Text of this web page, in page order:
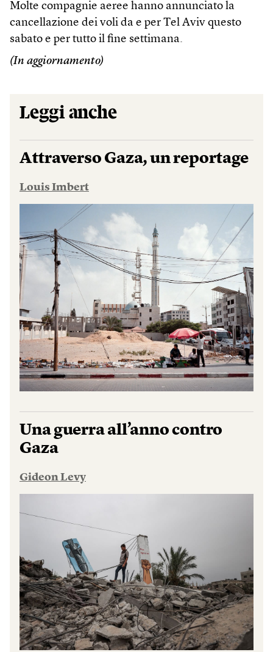
Molte compagnie aeree hanno annunciato la
cancellazione dei voli da e per Tel Aviv questo
sabato e per tutto il fine settimana.
(In aggiornamento)
Leggi anche
Attraverso Gaza, un reportage
Louis Imbert
Una guerra all’anno contro
Gaza
Gideon Levy